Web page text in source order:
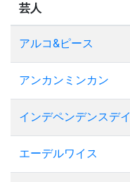
芸人
アルコ&ピース
アンカンミンカン
インデペンデンスデイ
エーデルワイス